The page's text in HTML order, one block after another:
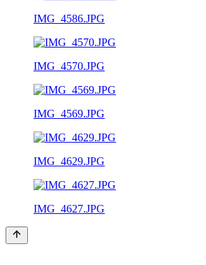
IMG_4586.JPG
IMG_4570.JPG
IMG_4569.JPG
IMG_4629.JPG
IMG_4627.JPG